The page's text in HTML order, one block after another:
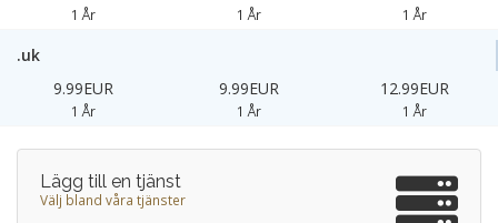
1 År 1 År 1 År
.uk
9.99EUR
1 År
9.99EUR
1 År
12.99EUR
1 År
Lägg till en tjänst
Välj bland våra tjänster